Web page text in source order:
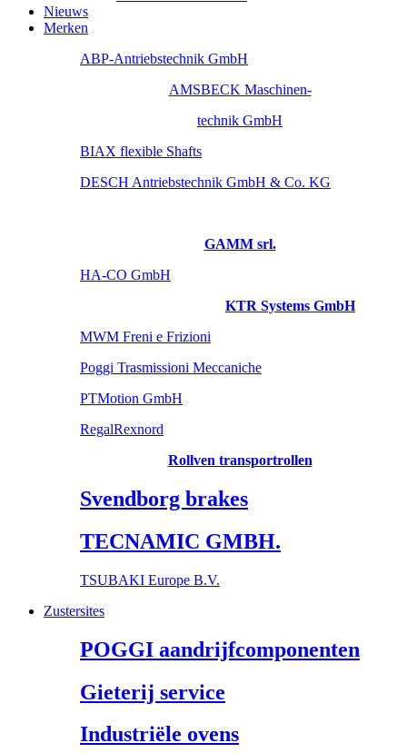
Nieuws
Merken
ABP-Antriebstechnik GmbH
AMSBECK Maschinen-
technik GmbH
BIAX flexible Shafts
DESCH Antriebstechnik GmbH & Co. KG
GAMM srl.
HA-CO GmbH
KTR Systems GmbH
MWM Freni e Frizioni
Poggi Trasmissioni Meccaniche
PTMotion GmbH
RegalRexnord
Rollven transportrollen
Svendborg brakes
TECNAMIC GMBH.
TSUBAKI Europe B.V.
Zustersites
POGGI aandrijfcomponenten
Gieterij service
Industriële ovens